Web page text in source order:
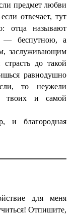
предмет любви
отвечает, тут
отца называют
— беспутною, а
заслуживающим
до такой
равнодушно
то неужели
твоих и самой
и благородная
для меня
Отпишите,